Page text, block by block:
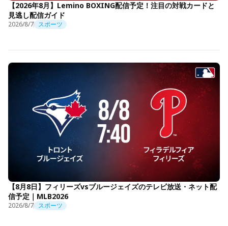
【2026年8月】Lemino BOXING配信予定！注目の対戦カードと
見逃し配信ガイド
2026/8/7 スポーツ
【8月8日】フィリーズvsブルージェイズのテレビ放送・ネット配
信予定｜MLB2026
2026/8/7 スポーツ